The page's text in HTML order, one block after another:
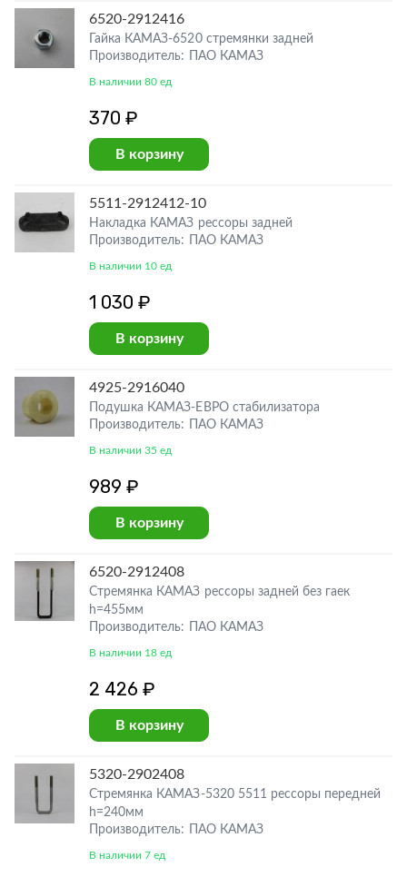
6520-2912416
Гайка КАМАЗ-6520 стремянки задней
Производитель: ПАО КАМАЗ
В наличии 80 ед
370 ₽
В корзину
5511-2912412-10
Накладка КАМАЗ рессоры задней
Производитель: ПАО КАМАЗ
В наличии 10 ед
1 030 ₽
В корзину
4925-2916040
Подушка КАМАЗ-ЕВРО стабилизатора
Производитель: ПАО КАМАЗ
В наличии 35 ед
989 ₽
В корзину
6520-2912408
Стремянка КАМАЗ рессоры задней без гаек
h=455мм
Производитель: ПАО КАМАЗ
В наличии 18 ед
2 426 ₽
В корзину
5320-2902408
Стремянка КАМАЗ-5320 5511 рессоры передней
h=240мм
Производитель: ПАО КАМАЗ
В наличии 7 ед